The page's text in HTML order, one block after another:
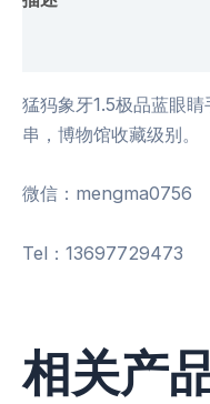
猛犸象牙1.5极品蓝眼
串，博物馆收藏级别。
微信：mengma0756
Tel：13697729473
相关产